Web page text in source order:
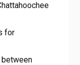
for
between